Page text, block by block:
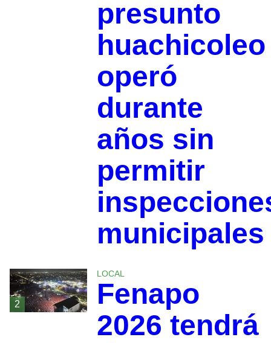
presunto
huachicoleo
operó
durante
años sin
permitir
municipales
2
LOCAL
Fenapo
2026 tendrá